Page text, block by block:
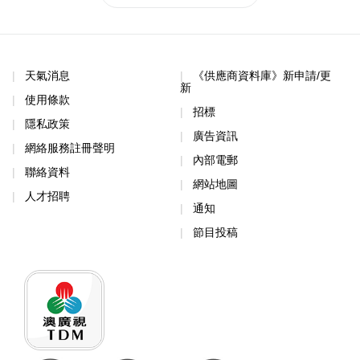
天氣消息
使用條款
隱私政策
網絡服務註冊聲明
聯絡資料
人才招聘
《供應商資料庫》新申請/更
新
招標
廣告資訊
內部電郵
網站地圖
通知
節目投稿